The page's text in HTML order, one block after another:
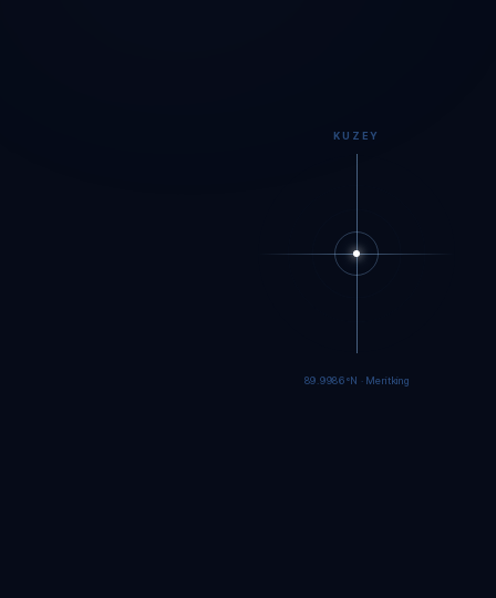
KUZEY
89.9983°N · Meritking